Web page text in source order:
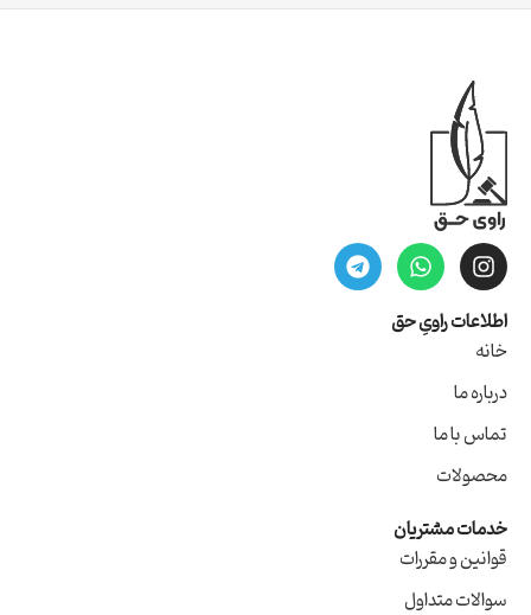
اطلاعات راویِ حق
خانه
درباره ما
تماس با ما
محصولات
خدمات مشتریان
قوانین و مقررات
سوالات متداول